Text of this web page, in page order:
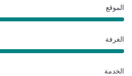
الموقع
الغرفة
الخدمة